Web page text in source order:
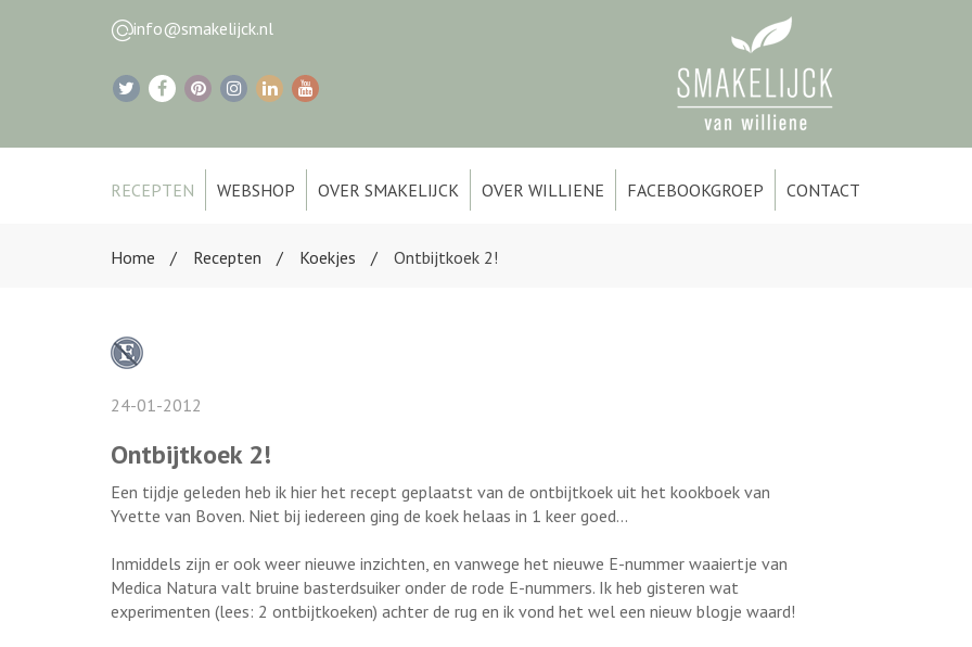
info@smakelijck.nl
RECEPTEN WEBSHOP OVER SMAKELIJCK OVER WILLIENE FACEBOOKGROEP CONTACT
Home Recepten Koekjes Ontbijtkoek 2!
24-01-2012
Ontbijtkoek 2!
Een tijdje geleden heb ik hier het recept geplaatst van de ontbijtkoek uit het kookboek van
Yvette van Boven. Niet bij iedereen ging de koek helaas in 1 keer goed...
Inmiddels zijn er ook weer nieuwe inzichten, en vanwege het nieuwe E-nummer waaiertje van
Medica Natura valt bruine basterdsuiker onder de rode E-nummers. Ik heb gisteren wat
experimenten (lees: 2 ontbijtkoeken) achter de rug en ik vond het wel een nieuw blogje waard!